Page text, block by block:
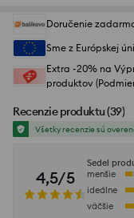
Doručenie
Sme z Európskej
Extra -20% na
produktov
Recenzie produktu(39)
Všetky recenzie sú
4,5/5
Sedel
menšie
ideálne
väčšie